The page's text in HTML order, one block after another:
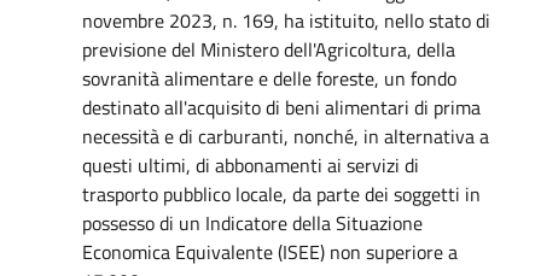
novembre 2023, n. 169, ha istituito, nello stato di
previsione del Ministero dell'Agricoltura, della
sovranità alimentare e delle foreste, un fondo
destinato all'acquisito di beni alimentari di prima
necessità e di carburanti, nonché, in alternativa a
questi ultimi, di abbonamenti ai servizi di
trasporto pubblico locale, da parte dei soggetti in
possesso di un Indicatore della Situazione
Economica Equivalente (ISEE) non superiore a